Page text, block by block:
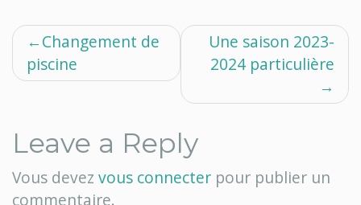
Navigation
de
Changement de
piscine
Une saison 2023-
2024 particulière
Leave a Reply
Vous devez vous connecter pour publier un
commentaire.